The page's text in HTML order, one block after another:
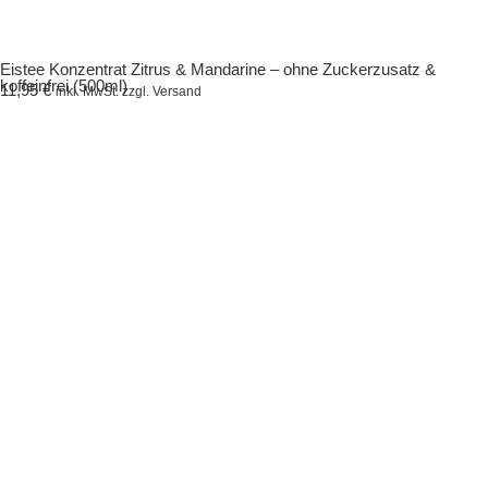
Eistee Konzentrat Zitrus & Mandarine – ohne Zuckerzusatz &
koffeinfrei (500ml)
11,95€ inkl. MwSt. zzgl. Versand